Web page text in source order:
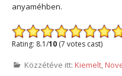
anyaméhben.
Rating: 8.1/10 (7 votes cast)
Közzétéve itt: Kiemelt,